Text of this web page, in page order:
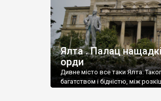
Ялта . Палац
орди
Дивне місто все таки Ялта.
багатством і бідністю, між